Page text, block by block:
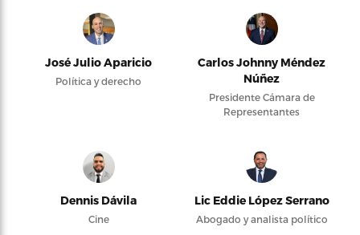
José Julio Aparicio
Política y derecho
Carlos Johnny Méndez
Núñez
Presidente Cámara de
Representantes
Dennis Dávila
Cine
Lic Eddie López Serrano
Abogado y analista político